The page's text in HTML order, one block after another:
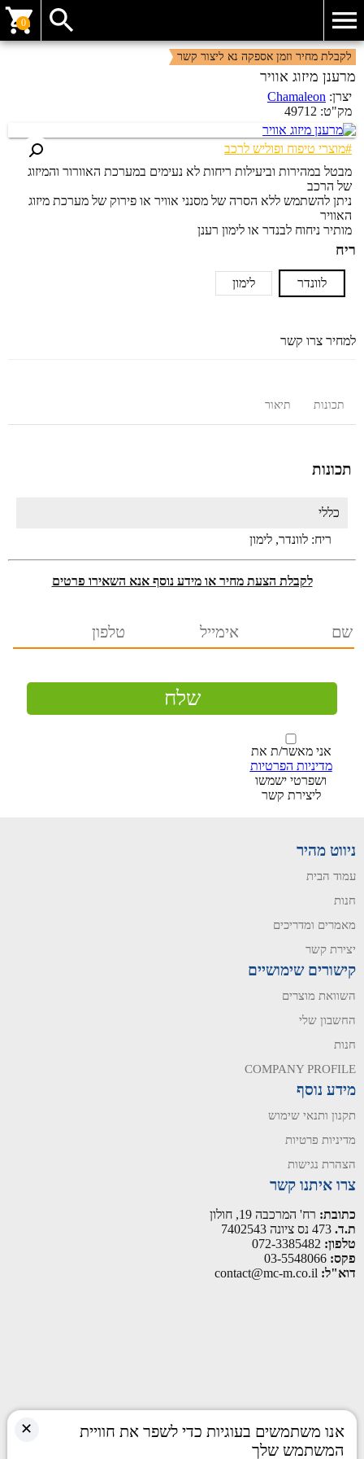
0
לקבלת מחיר וזמן אספקה נא ליצור קשר
מרענן מיזוג אוויר
יצרן: Chamaleon
מק"ט: 49712
#מוצרי טיפוח ופוליש לרכב
מבטל במהירות וביעילות ריחות לא נעימים במערכת האוורור והמיזוג
של הרכב
ניתן להשתמש ללא הסרה של מסנני אוויר או פירוק של מערכת מיזוג
האוויר
מותיר ניחוח לבנדר או לימון רענן
ריח
לוונדר לימון
למחיר צרו קשר
תכונות תיאור
תכונות
כללי
ריח: לוונדר, לימון
לקבלת הצעת מחיר או מידע נוסף אנא השאירו פרטים
אני מאשר/ת את
מדיניות הפרטיות
ושפרטי ישמשו
ליצירת קשר
ניווט מהיר
עמוד הבית
חנות
מאמרים ומדריכים
יצירת קשר
קישורים שימושיים
השוואת מוצרים
החשבון שלי
חנות
COMPANY PROFILE
מידע נוסף
תקנון ותנאי שימוש
מדיניות פרטיות
הצהרת נגישות
צרו איתנו קשר
כתובת: רח' המרכבה 19, חולון
ת.ד.
טלפון:
פקס:
דוא"ל:
✕
אנו משתמשים בעוגיות כדי לשפר את חוויית
המשתמש שלך